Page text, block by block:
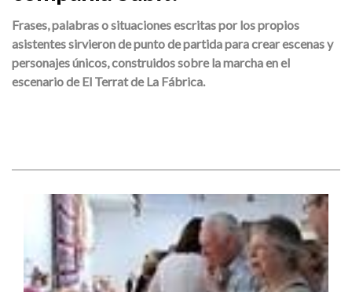
Frases, palabras o situaciones escritas por los propios
asistentes sirvieron de punto de partida para crear escenas y
personajes únicos, construidos sobre la marcha en el
escenario de El Terrat de La Fábrica.